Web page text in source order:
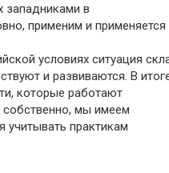
западниками в
применим и
условиях ситуация
и развиваются. В
которые работают
мы имеем
учитывать практикам